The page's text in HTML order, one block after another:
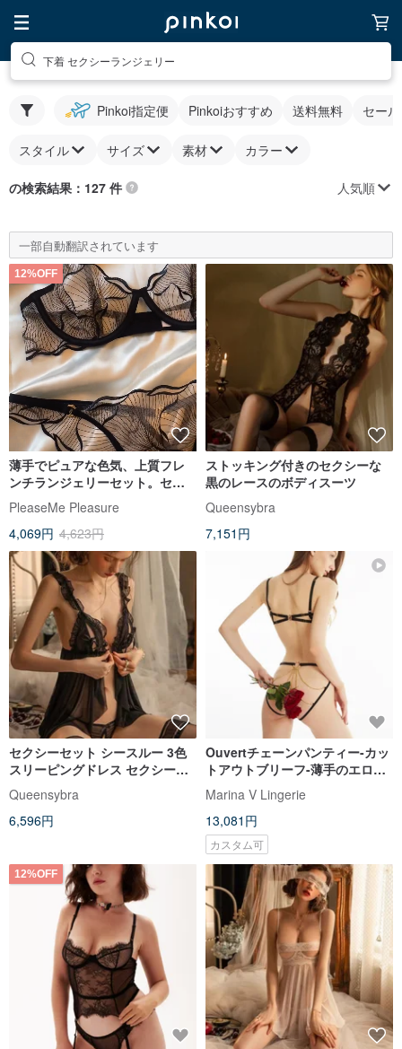
下着 セクシーランジェリー
Pinkoi指定便 Pinkoiおすすめ 送料無料 セー
スタイル サイズ 素材 カラー
の検索結果：127 件 人気順
一部自動翻訳されています
12%OFF
薄手でピュアな色気、上質フレ
ンチランジェリーセット。セン
シュアルな装いを叶える、洗練
されたブラジャー。
PleaseMe Pleasure
4,069円 4,623円
ストッキング付きのセクシーな
黒のレースのボディスーツ
Queensybra
7,151円
セクシーセット シースルー 3色
スリーピングドレス セクシーラ
ンジェリー
Queensybra
6,596円
Ouvertチェーンパンティー-カッ
トアウトブリーフ-薄手のエロラ
ンジェリー-カットアウト下着
Marina V Lingerie
13,081円
カスタム可
12%OFF